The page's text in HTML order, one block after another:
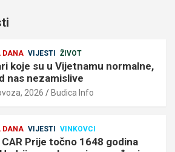
DANA VIJESTI ŽIVOT
koje su u Vijetnamu normalne,
nas nezamislive
2026 Budica Info
DANA VIJESTI VINKOVCI
CAR Prije točno 1648 godina